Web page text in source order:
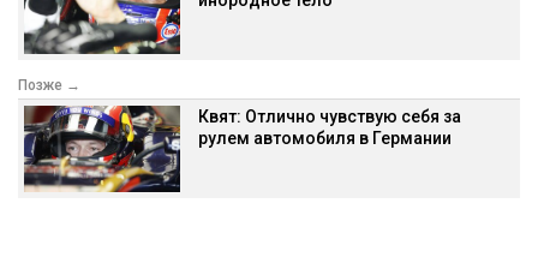
Позже →
Квят: Отлично чувствую себя за
рулем автомобиля в Германии